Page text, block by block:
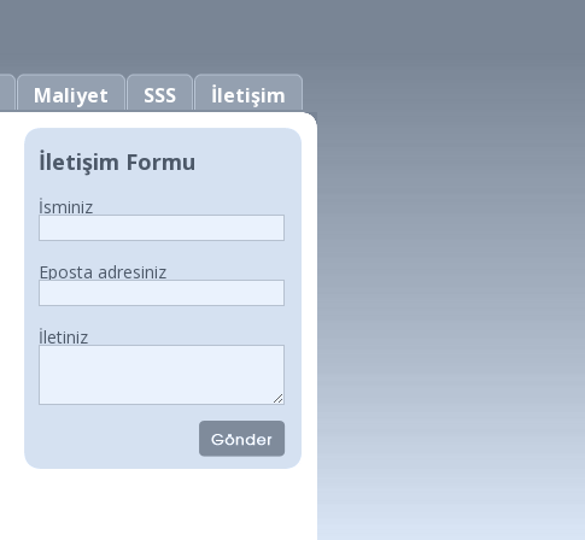
Maliyet SSS İletişim
İletişim Formu
İsminiz
Eposta adresiniz
İletiniz